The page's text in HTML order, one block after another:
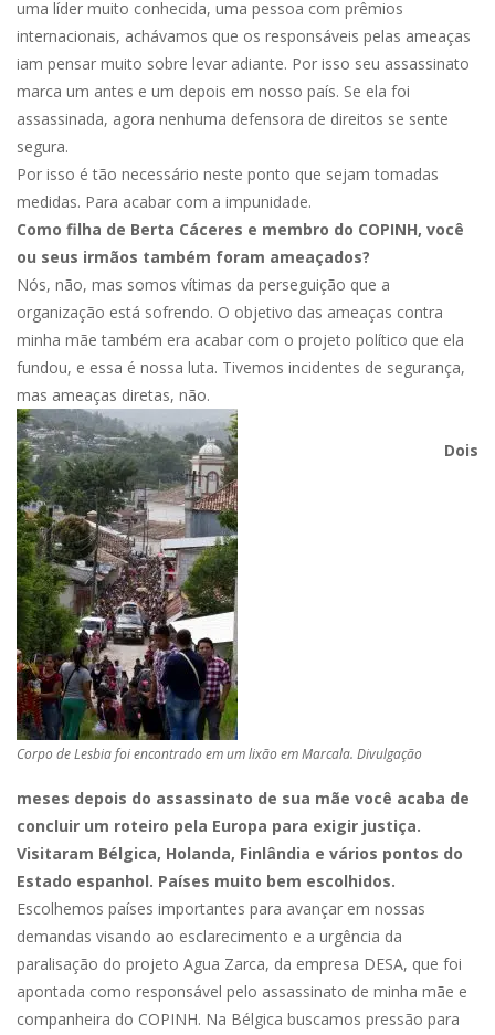
uma líder muito conhecida, uma pessoa com prêmios
internacionais, achávamos que os responsáveis pelas ameaças
iam pensar muito sobre levar adiante. Por isso seu assassinato
marca um antes e um depois em nosso país. Se ela foi
assassinada, agora nenhuma defensora de direitos se sente
segura.
Por isso é tão necessário neste ponto que sejam tomadas
medidas. Para acabar com a impunidade.
Como filha de Berta Cáceres e membro do COPINH, você
ou seus irmãos também foram ameaçados?
Nós, não, mas somos vítimas da perseguição que a
organização está sofrendo. O objetivo das ameaças contra
minha mãe também era acabar com o projeto político que ela
fundou, e essa é nossa luta. Tivemos incidentes de segurança,
mas ameaças diretas, não.
Corpo de Lesbia foi encontrado em um lixão em Marcala. Divulgação
Dois
meses depois do assassinato de sua mãe você acaba de
concluir um roteiro pela Europa para exigir justiça.
Visitaram Bélgica, Holanda, Finlândia e vários pontos do
Estado espanhol. Países muito bem escolhidos.
Escolhemos países importantes para avançar em nossas
demandas visando ao esclarecimento e a urgência da
paralisação do projeto Agua Zarca, da empresa DESA, que foi
apontada como responsável pelo assassinato de minha mãe e
companheira do COPINH. Na Bélgica buscamos pressão para